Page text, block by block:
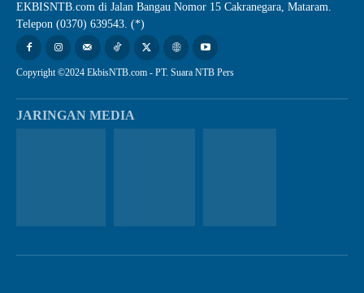
EKBISNTB.com di Jalan Bangau Nomor 15 Cakranegara, Mataram.
Telepon (0370) 639543. (*)
Copyright ©2024 EkbisNTB.com - PT. Suara NTB Pers
JARINGAN MEDIA